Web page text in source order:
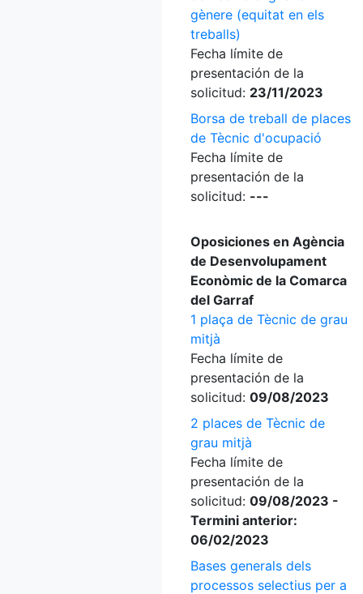
gènere (equitat en els
treballs)
Fecha límite de
presentación de la
solicitud: 23/11/2023
Borsa de treball de places
de Tècnic d'ocupació
Fecha límite de
presentación de la
solicitud: ---
Oposiciones en Agència
de Desenvolupament
Econòmic de la Comarca
del Garraf
1 plaça de Tècnic de grau
mitjà
Fecha límite de
presentación de la
solicitud: 09/08/2023
2 places de Tècnic de
grau mitjà
Fecha límite de
presentación de la
solicitud: 09/08/2023 -
Termini anterior:
06/02/2023
Bases generals dels
processos selectius per a